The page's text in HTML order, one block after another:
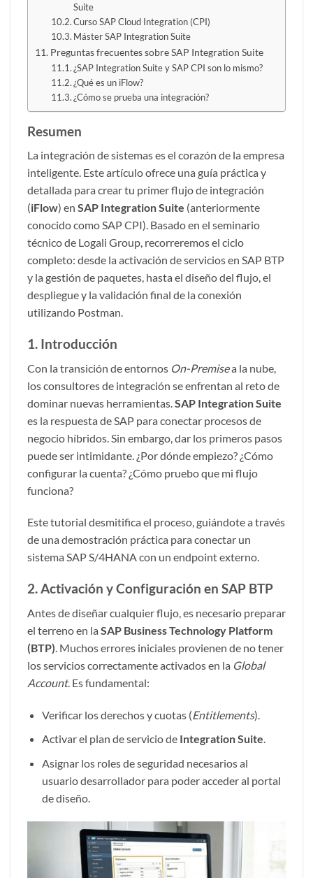
Suite
Curso SAP Cloud Integration (CPI)
Máster SAP Integration Suite
Preguntas frecuentes sobre SAP Integration Suite
¿SAP Integration Suite y SAP CPI son lo mismo?
¿Qué es un iFlow?
¿Cómo se prueba una integración?
Resumen
La integración de sistemas es el corazón de la empresa
inteligente. Este artículo ofrece una guía práctica y
detallada para crear tu primer flujo de integración
(iFlow) en SAP Integration Suite (anteriormente
conocido como SAP CPI). Basado en el seminario
técnico de Logali Group, recorreremos el ciclo
completo: desde la activación de servicios en SAP BTP
y la gestión de paquetes, hasta el diseño del flujo, el
despliegue y la validación final de la conexión
utilizando Postman.
1. Introducción
Con la transición de entornos On-Premisea la nube,
los consultores de integración se enfrentan al reto de
dominar nuevas herramientas. SAP Integration Suite
es la respuesta de SAP para conectar procesos de
negocio híbridos. Sin embargo, dar los primeros pasos
puede ser intimidante. ¿Por dónde empiezo? ¿Cómo
configurar la cuenta? ¿Cómo pruebo que mi flujo
funciona?
Este tutorial desmitifica el proceso, guiándote a través
de una demostración práctica para conectar un
sistema SAP S/4HANA con un endpoint externo.
2. Activación y Configuración en SAP BTP
Antes de diseñar cualquier flujo, es necesario preparar
el terreno en la SAP Business Technology Platform
(BTP) . Muchos errores iniciales provienen de no tener
los servicios correctamente activados en la Global
Account. Es fundamental:
Verificar los derechos y cuotas (Entitlements).
Activar el plan de servicio de Integration Suite.
Asignar los roles de seguridad necesarios al
usuario desarrollador para poder acceder al portal
de diseño.